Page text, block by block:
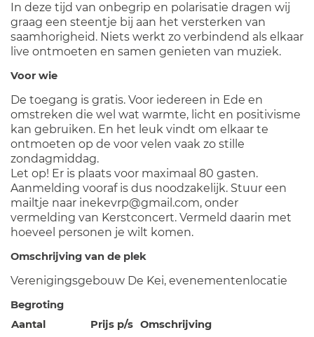
In deze tijd van onbegrip en polarisatie dragen wij
graag een steentje bij aan het versterken van
saamhorigheid. Niets werkt zo verbindend als elkaar
live ontmoeten en samen genieten van muziek.
Voor wie
De toegang is gratis. Voor iedereen in Ede en
omstreken die wel wat warmte, licht en positivisme
kan gebruiken. En het leuk vindt om elkaar te
ontmoeten op de voor velen vaak zo stille
zondagmiddag.
Let op! Er is plaats voor maximaal 80 gasten.
Aanmelding vooraf is dus noodzakelijk. Stuur een
mailtje naar inekevrp@gmail.com, onder
vermelding van Kerstconcert. Vermeld daarin met
hoeveel personen je wilt komen.
Omschrijving van de plek
Verenigingsgebouw De Kei, evenementenlocatie
Begroting
Aantal
Prijs p/s Omschrijving